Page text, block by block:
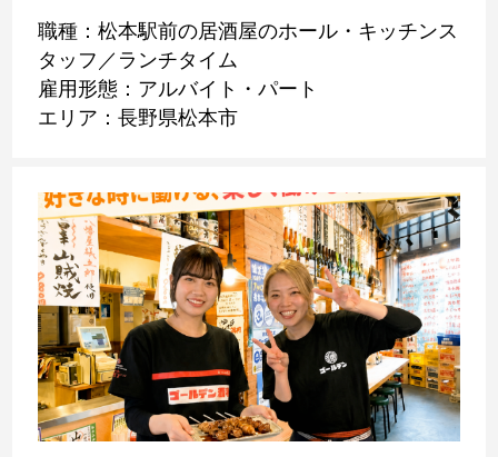
職種：松本駅前の居酒屋のホール・キッチンス
タッフ／ランチタイム
雇用形態：アルバイト・パート
エリア：長野県松本市